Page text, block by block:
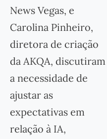
News Vegas, e
Carolina Pinheiro,
diretora de criação
da AKQA, discutiram
a necessidade de
ajustar as
expectativas em
relação à IA,